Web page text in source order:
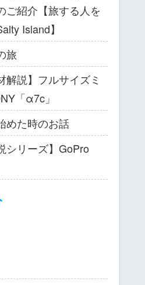
ご紹介【旅する人を
Island】
旅
解説】フルサイズミ
「α7c」
めた時のお話
シリーズ】GoPro